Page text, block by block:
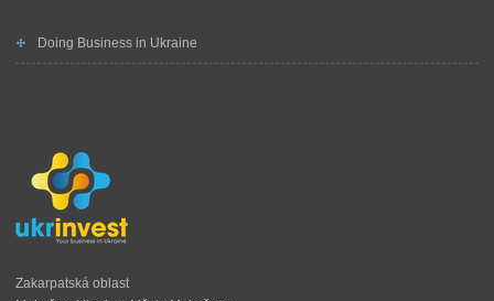
Doing Business in Ukraine
Zakarpatská oblast